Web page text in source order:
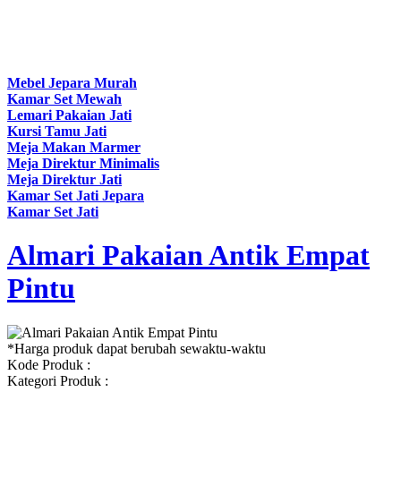
Mebel Jepara Murah
Kamar Set Mewah
Lemari Pakaian Jati
Kursi Tamu Jati
Meja Makan Marmer
Meja Direktur Minimalis
Meja Direktur Jati
Kamar Set Jati Jepara
Kamar Set Jati
Almari Pakaian Antik Empat
Pintu
*Harga produk dapat berubah sewaktu-waktu
Kode Produk :
Kategori Produk :